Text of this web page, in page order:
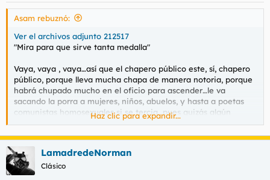
Asam rebuznó:
Ver el archivos adjunto 212517
"Mira para que sirve tanta medalla"
Vaya, vaya , vaya…así que el chapero público este, sí, chapero
público, porque lleva mucha chapa de manera notoria, porque
habrá chupado mucho en el oficio para ascender…le va
sacando la porra a mujeres, niños, abuelos, y hasta a poetas
comunistas homosexuales si se tercia…pues quizás algún
ministro le agradecería los servicios prestados…a la patria? .
Haz clic para expandir...
LamadredeNorman
Clásico